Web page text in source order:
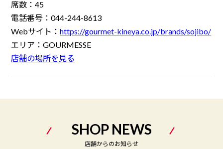
席数：45
電話番号：044-244-8613
Webサイト：https://gourmet-kineya.co.jp/brands/sojibo/
エリア：GOURMESSE
店舗の場所を見る
SHOP NEWS
店舗からのお知らせ